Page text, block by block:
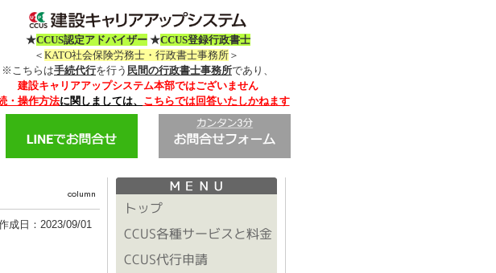
★CCUS認定アドバイザー★CCUS登録行政書士
＜ KATO社会保険労務士・行政書士事務所 ＞
※こちらは手続代行を行う 民間の行政書士事務所であり、
建設キャリアアップシステム本部ではございません
・操作方法に関しましては、 こちらでは回答いたしかねます
成日：2023/09/01